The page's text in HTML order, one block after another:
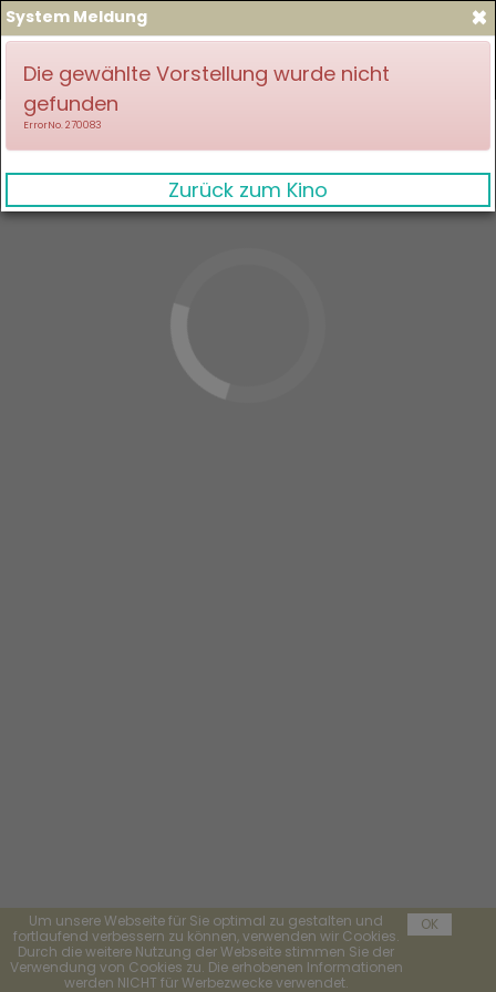
Um unsere Webseite für Sie optimal zu gestalten und
fortlaufend verbessern zu können, verwenden wir Cookies.
Durch die weitere Nutzung der Webseite stimmen Sie der
Verwendung von Cookies zu. Die erhobenen Informationen
werden NICHT für Werbezwecke verwendet.
OK
×
System Meldung
Die gewählte Vorstellung wurde nicht
gefunden
ErrorNo. 270083
Zurück zum Kino